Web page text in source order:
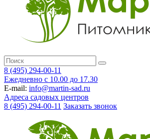
8 (495) 294-00-11
Ежедневно с 10.00 до 17.30
E-mail: info@martin-sad.ru
Адреса садовых центров
8 (495) 294-00-11 Заказать звонок